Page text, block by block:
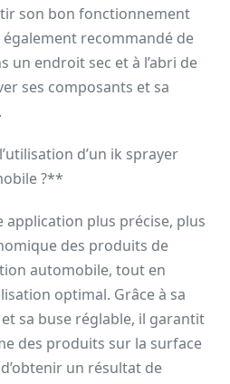
son bon fonctionnement
recommandé de
un endroit sec et à l’abri de
ses composants et sa
d’un ik sprayer
?**
application plus précise, plus
des produits de
automobile, tout en
optimal. Grâce à sa
sa buse réglable, il garantit
des produits sur la surface
un résultat de